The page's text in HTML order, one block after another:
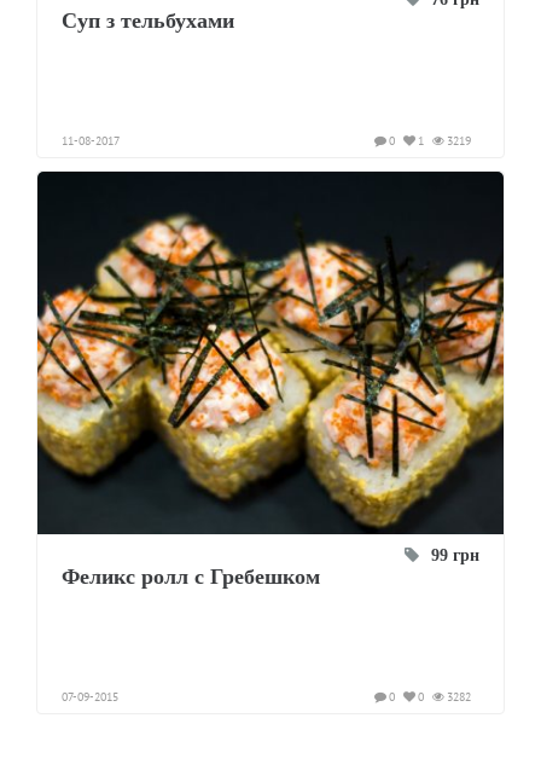
Суп з тельбухами
11-08-2017 3219
1
0
99 грн
Феликс ролл с Гребешком
07-09-2015 3282
0
0